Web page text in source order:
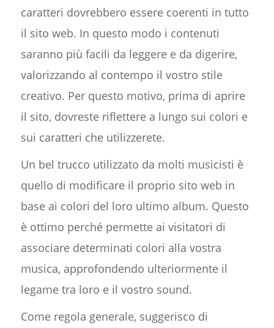
caratteri dovrebbero essere coerenti in tutto
il sito web. In questo modo i contenuti
saranno più facili da leggere e da digerire,
valorizzando al contempo il vostro stile
creativo. Per questo motivo, prima di aprire
il sito, dovreste riflettere a lungo sui colori e
sui caratteri che utilizzerete.
Un bel trucco utilizzato da molti musicisti è
quello di modificare il proprio sito web in
base ai colori del loro ultimo album. Questo
è ottimo perché permette ai visitatori di
associare determinati colori alla vostra
musica, approfondendo ulteriormente il
legame tra loro e il vostro sound.
Come regola generale, suggerisco di